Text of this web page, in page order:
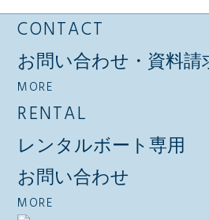
CONTACT
お問い合わせ・資料請
MORE
RENTAL
レンタルボート専用
お問い合わせ
MORE